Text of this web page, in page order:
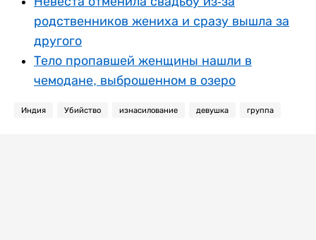
родственников жениха и сразу вышла за
другого
Тело пропавшей женщины нашли в
чемодане, выброшенном в озеро
Индия Убийство изнасилование девушка группа